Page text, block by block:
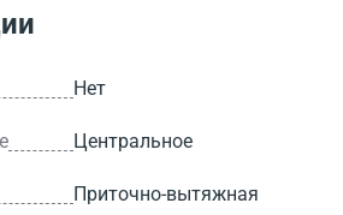
Нет
Центральное
Приточно-вытяжная